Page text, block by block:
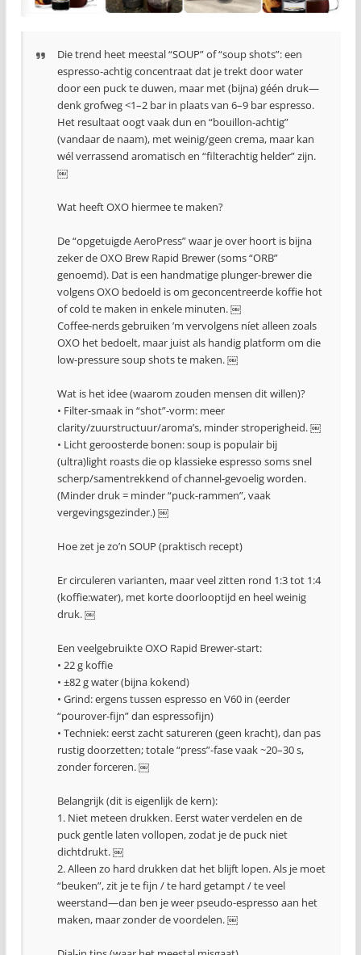
Die trend heet meestal “SOUP” of “soup shots”: een
espresso-achtig concentraat dat je trekt door water
door een puck te duwen, maar met (bijna) géén druk—
denk grofweg <1–2 bar in plaats van 6–9 bar espresso.
Het resultaat oogt vaak dun en “bouillon-achtig”
(vandaar de naam), met weinig/geen crema, maar kan
wél verrassend aromatisch en “filterachtig helder” zijn.
￼
Wat heeft OXO hiermee te maken?
De “opgetuigde AeroPress” waar je over hoort is bijna
zeker de OXO Brew Rapid Brewer (soms “ORB”
genoemd). Dat is een handmatige plunger-brewer die
volgens OXO bedoeld is om geconcentreerde koffie hot
of cold te maken in enkele minuten. ￼
Coffee-nerds gebruiken ’m vervolgens níet alleen zoals
OXO het bedoelt, maar juist als handig platform om die
low-pressure soup shots te maken. ￼
Wat is het idee (waarom zouden mensen dit willen)?
• Filter-smaak in “shot”-vorm: meer
clarity/zuurstructuur/aroma’s, minder stroperigheid. ￼
• Licht geroosterde bonen: soup is populair bij
(ultra)light roasts die op klassieke espresso soms snel
scherp/samentrekkend of channel-gevoelig worden.
(Minder druk = minder “puck-rammen”, vaak
vergevingsgezinder.) ￼
Hoe zet je zo’n SOUP (praktisch recept)
Er circuleren varianten, maar veel zitten rond 1:3 tot 1:4
(koffie:water), met korte doorlooptijd en heel weinig
druk. ￼
Een veelgebruikte OXO Rapid Brewer-start:
• 22 g koffie
• ±82 g water (bijna kokend)
• Grind: ergens tussen espresso en V60 in (eerder
“pourover-fijn” dan espressofijn)
• Techniek: eerst zacht satureren (geen kracht), dan pas
rustig doorzetten; totale “press”-fase vaak ~20–30 s,
zonder forceren. ￼
Belangrijk (dit is eigenlijk de kern):
1. Niet meteen drukken. Eerst water verdelen en de
puck gentle laten vollopen, zodat je de puck niet
dichtdrukt. ￼
2. Alleen zo hard drukken dat het blijft lopen. Als je moet
“beuken”, zit je te fijn / te hard getampt / te veel
weerstand—dan ben je weer pseudo-espresso aan het
maken, maar zonder de voordelen. ￼